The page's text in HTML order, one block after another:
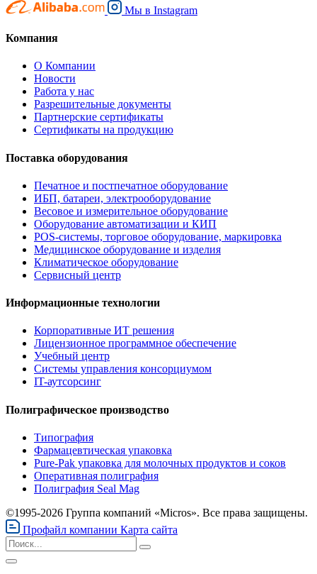
Мы в Instagram
Компания
О Компании
Новости
Работа у нас
Разрешительные документы
Партнерские сертификаты
Сертификаты на продукцию
Поставка оборудования
Печатное и постпечатное оборудование
ИБП, батареи, электрооборудование
Весовое и измерительное оборудование
Оборудование автоматизации и КИП
POS-системы, торговое оборудование, маркировка
Медицинское оборудование и изделия
Климатическое оборудование
Сервисный центр
Информационные технологии
Корпоративные ИТ решения
Лицензионное программное обеспечение
Учебный центр
Системы управления консорциумом
IT-аутсорсинг
Полиграфическое производство
Типография
Фармацевтическая упаковка
Pure-Pak упаковка для молочных продуктов и соков
Оперативная полиграфия
Полиграфия Seal Mag
©1995-2026 Группа компаний «Micros». Все права защищены.
Профайл компании Карта сайта